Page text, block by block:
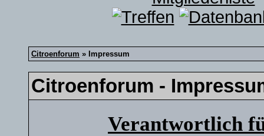
Citroenforum » Impressum
Citroenforum -
Verantwortlich